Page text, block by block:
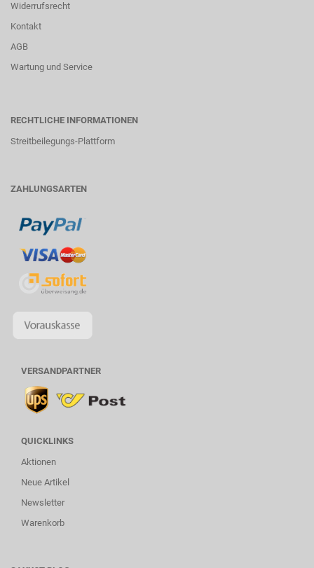
Widerrufsrecht
Kontakt
AGB
Wartung und Service
RECHTLICHE INFORMATIONEN
Streitbeilegungs-Plattform
ZAHLUNGSARTEN
VERSANDPARTNER
QUICKLINKS
Aktionen
Neue Artikel
Newsletter
Warenkorb